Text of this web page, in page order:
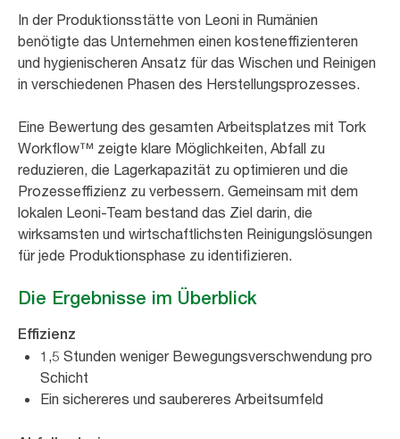
In der Produktionsstätte von Leoni in Rumänien
benötigte das Unternehmen einen kosteneffizienteren
und hygienischeren Ansatz für das Wischen und Reinigen
in verschiedenen Phasen des Herstellungsprozesses.
Eine Bewertung des gesamten Arbeitsplatzes mit Tork
Workflow™ zeigte klare Möglichkeiten, Abfall zu
reduzieren, die Lagerkapazität zu optimieren und die
Prozesseffizienz zu verbessern. Gemeinsam mit dem
lokalen Leoni-Team bestand das Ziel darin, die
wirksamsten und wirtschaftlichsten Reinigungslösungen
für jede Produktionsphase zu identifizieren.
Die Ergebnisse im Überblick
Effizienz
1,5 Stunden weniger Bewegungsverschwendung pro
Schicht
Ein sichereres und saubereres Arbeitsumfeld